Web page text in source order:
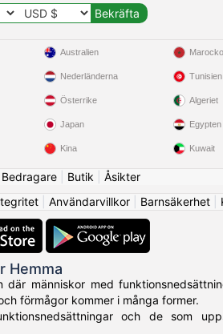
Australien
Nederländerna
Österrike
Japan
Kina
Marocko
Tunisien
Algeriet
Egypten
Kuwait
Bedragare| Butik
Åsikter
Användarvillkor Barnsäkerhet
Hemma
där människor med
förmågor kommer i många former.
och de som